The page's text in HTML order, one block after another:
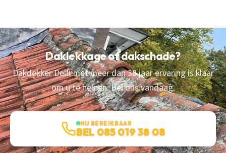
Daklekkage of dakschade?
Dakdekker Delft met meer dan 30 jaar ervaring is klaar
om u te helpen. Bel ons vandaag.
NU BEREIKBAAR
BEL 085 019 38 08